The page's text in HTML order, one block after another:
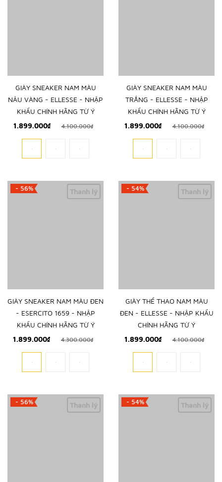
GIÀY SNEAKER NAM MÀU
NÂU VÀNG - ELLESSE - NHẬP
KHẨU CHÍNH HÃNG TỪ Ý
1.899.000₫
4.100.000₫
GIÀY SNEAKER NAM MÀU
TRẮNG - ELLESSE - NHẬP
KHẨU CHÍNH HÃNG TỪ Ý
1.899.000₫
4.100.000₫
- 56% Thanh lý
GIÀY SNEAKER NAM MÀU ĐEN
- ESERCITO 1659 - NHẬP
KHẨU CHÍNH HÃNG TỪ Ý
1.899.000₫
4.300.000₫
- 54% Thanh lý
GIÀY THỂ THAO NAM MÀU
ĐEN - ELLESSE - NHẬP KHẨU
CHÍNH HÃNG TỪ Ý
1.899.000₫
4.100.000₫
- 56% Thanh lý - 54% Thanh lý